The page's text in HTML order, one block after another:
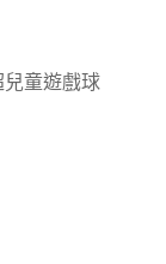
童遊戲球